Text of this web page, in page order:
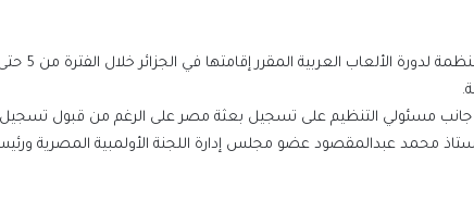
مسئولي التنظيم على تسجيل بعثة مصر على الرغم من قبول تسجيل
محمد عبدالمقصود عضو مجلس إدارة اللجنة الأولمبية المصرية